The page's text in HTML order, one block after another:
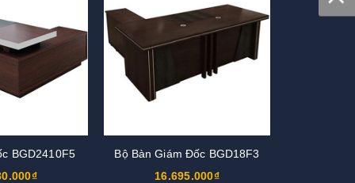
BGD2410F5
Bộ Bàn Giám Đốc BGD18F3
16.695.000₫